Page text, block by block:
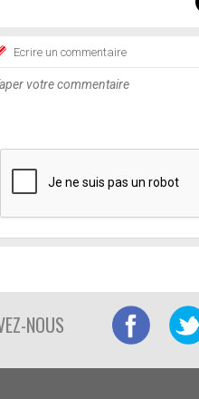
Ecrire un commentaire
NOUS